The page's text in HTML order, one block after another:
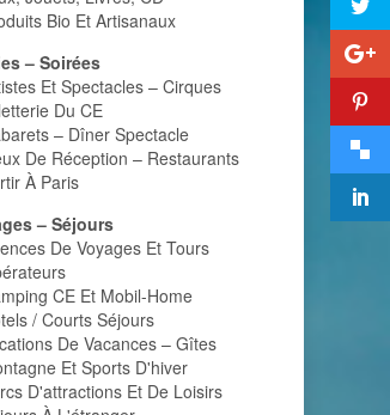
Bio Et Artisanaux
– Soirées
Et Spectacles – Cirques
Du CE
– Dîner Spectacle
De Réception – Restaurants
À Paris
– Séjours
De Voyages Et Tours
CE Et Mobil-Home
/ Courts Séjours
De Vacances – Gîtes
Et Sports D'hiver
D'attractions Et De Loisirs